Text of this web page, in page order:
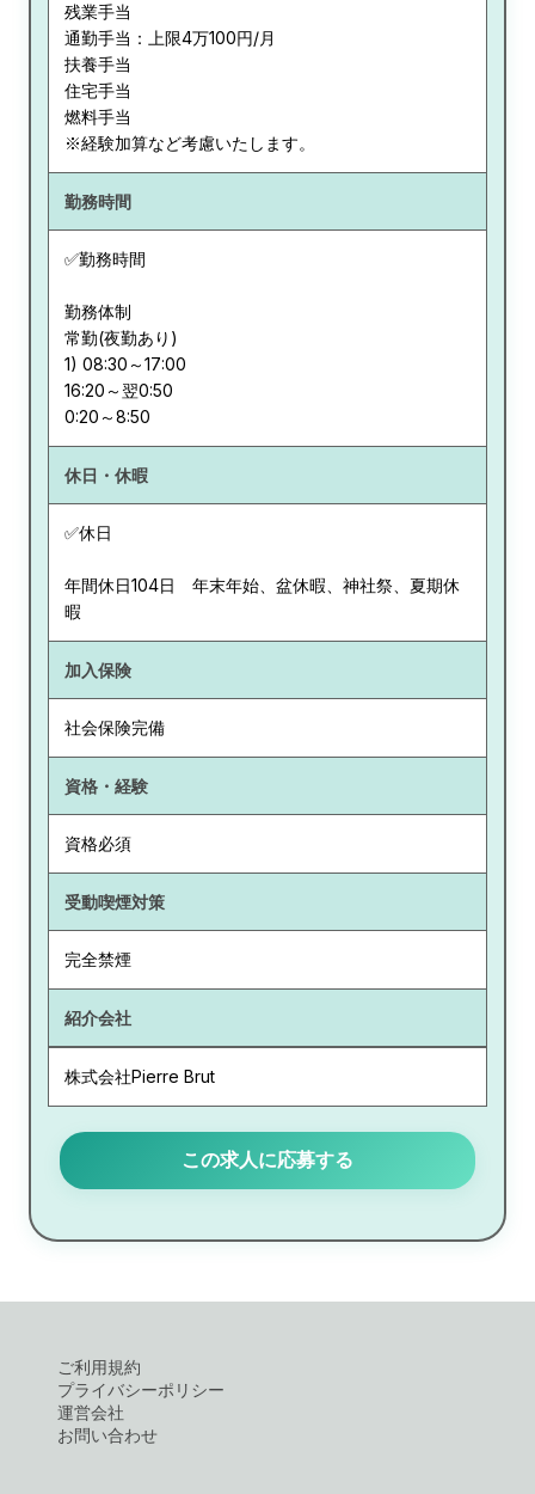
残業手当
通勤手当：上限4万100円/月
扶養手当
住宅手当
燃料手当
※経験加算など考慮いたします。
勤務時間
✅勤務時間
勤務体制
常勤(夜勤あり)
1) 08:30～17:00
16:20～翌0:50
0:20～8:50
休日・休暇
✅休日
年間休日104日 年末年始、盆休暇、神社祭、夏期休
暇
加入保険
社会保険完備
資格・経験
資格必須
受動喫煙対策
完全禁煙
紹介会社
株式会社Pierre Brut
この求人に応募する
ご利用規約
プライバシーポリシー
運営会社
お問い合わせ